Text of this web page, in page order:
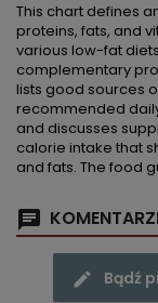
This chart defines
proteins, fats, and
various low-fat
complementary
lists good sources
recommended
and discusses
calorie intake that
and fats. The food
Bądź